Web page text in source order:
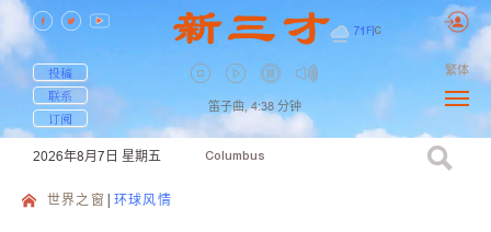
71 F| C
投稿
联系
订阅
笛子曲, 4:38 分钟
繁体
2026年8月7日 星期五 Columbus
世界之窗 环球风情